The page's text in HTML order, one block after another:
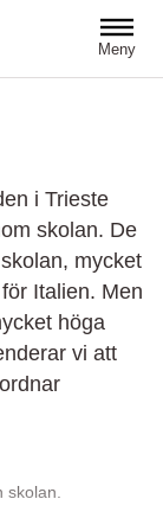
Meny
i Trieste
skolan. De
mycket
Italien. Men
höga
vi att